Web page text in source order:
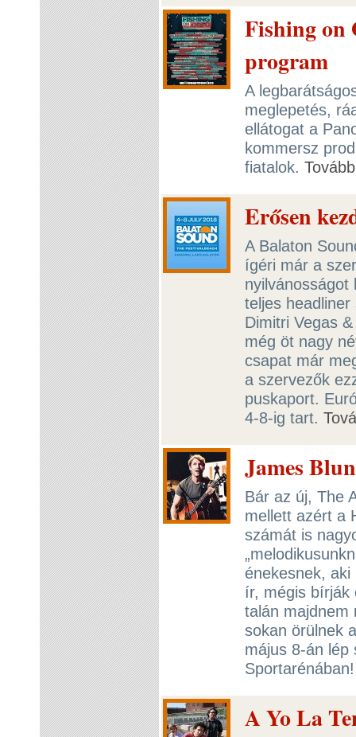
Fishing on
program
A
meglepetés,
ellátogat a
kommersz
fiatalok. Tovább
Erősen
A Balaton
ígéri már a
teljes
Dimitri Vegas
még öt nagy
csapat már
a szervezők
puskaport.
4-8-ig tart.
James
Bár az új, The
mellett azért a
számát is
énekesnek,
ír, mégis bírják
talán majdnem
sokan örülnek
május 8-án lép
A Yo La